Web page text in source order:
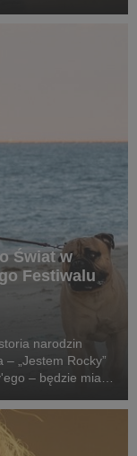
Świat w
Festiwalu
narodzin
„Jestem Rocky”
– będzie miała
k...